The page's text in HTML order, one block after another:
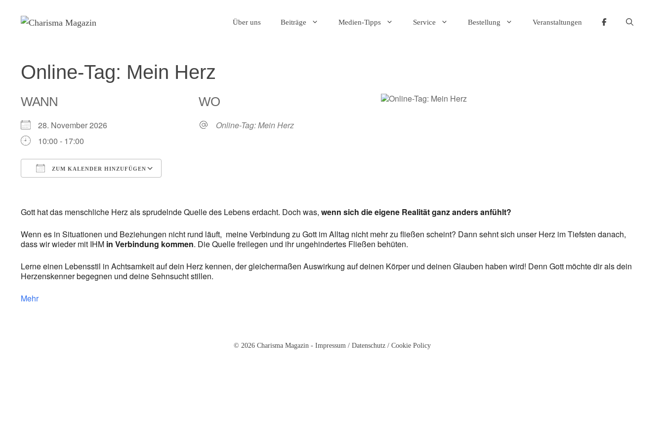
Über uns Beiträge Medien-Tipps Service Bestellung Veranstaltungen
Online-Tag: Mein Herz
WANN
28. November 2026
10:00 - 17:00
ZUM KALENDER HINZUFÜGEN
WO
Online-Tag: Mein Herz
Gott hat das menschliche Herz als sprudelnde Quelle des Lebens erdacht. Doch was, wenn sich die eigene Realität ganz anders anfühlt?
Wenn es in Situationen und Beziehungen nicht rund läuft, meine Verbindung zu Gott im Alltag nicht mehr zu fließen scheint? Dann sehnt sich unser Herz im Tiefsten danach,
dass wir wieder mit IHM in Verbindung kommen. Die Quelle freilegen und ihr ungehindertes Fließen behüten.
Lerne einen Lebensstil in Achtsamkeit auf dein Herz kennen, der gleichermaßen Auswirkung auf deinen Körper und deinen Glauben haben wird! Denn Gott möchte dir als dein
Herzenskenner begegnen und deine Sehnsucht stillen.
Mehr
© 2026 Charisma Magazin - Impressum/ Datenschutz/ Cookie Policy